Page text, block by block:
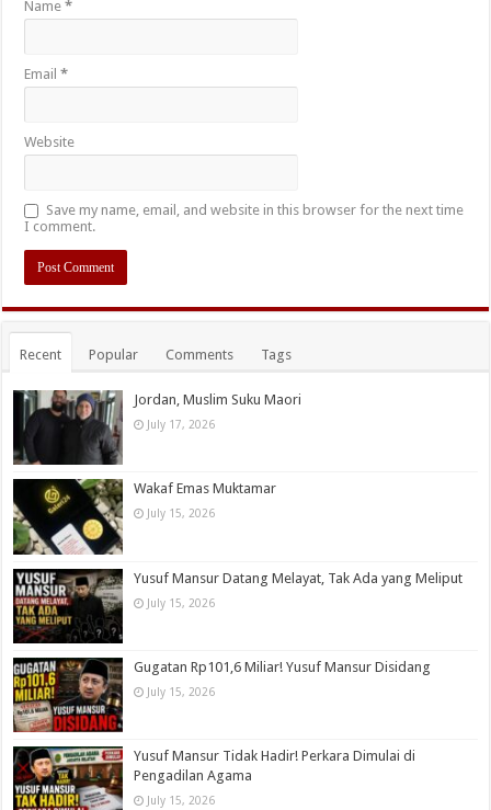
Name*
Email*
Website
Save my name, email, and website in this browser for the next time
I comment.
Recent Popular Comments Tags
Jordan, Muslim Suku Maori
July 17, 2026
Wakaf Emas Muktamar
July 15, 2026
Yusuf Mansur Datang Melayat, Tak Ada yang Meliput
July 15, 2026
Gugatan Rp101,6 Miliar! Yusuf Mansur Disidang
July 15, 2026
Yusuf Mansur Tidak Hadir! Perkara Dimulai di
Pengadilan Agama
July 15, 2026